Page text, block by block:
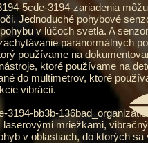
5cde-3194-zariadenia
Jednoduché pohybové
v lúčoch svetla. A
paranormálnych
používame na
ktoré používame na
do multimetrov, ktoré
vibrácií.
bb3b-
laserovými mriežkami,
v oblastiach, do ktorých